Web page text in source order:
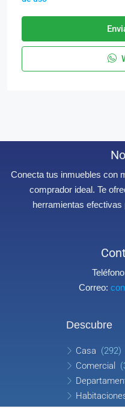
Conecta tus inmuebles con
comprador ideal. Te
herramientas
Correo:
Descubre
Casa (292)
Comercial